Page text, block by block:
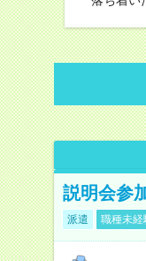
説明会参
派遣 職種未経